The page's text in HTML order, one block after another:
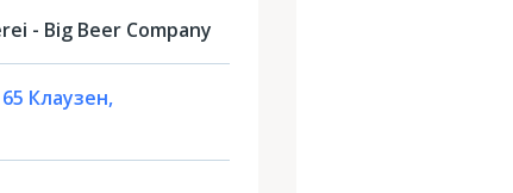
- Big Beer Company
Клаузен,